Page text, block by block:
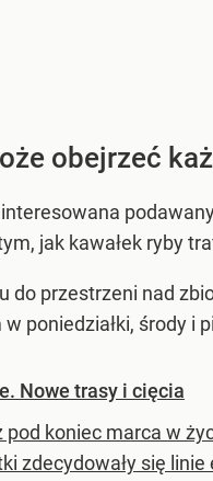
obejrzeć
jak kawałek ryby
do przestrzeni nad
poniedziałki, środy i
Nowe trasy i cięcia
pod koniec marca w
zdecydowały się